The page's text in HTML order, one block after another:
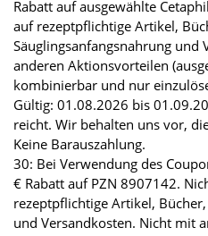
Rabatt auf ausgewählte
auf rezeptpflichtige Artikel,
Säuglingsanfangsnahrung und
anderen Aktionsvorteilen
kombinierbar und nur
Gültig: 01.08.2026 bis
reicht. Wir behalten uns vor,
Keine Barauszahlung.
30: Bei Verwendung des
€ Rabatt auf PZN 8907142.
rezeptpflichtige Artikel,
und Versandkosten. Nicht mit